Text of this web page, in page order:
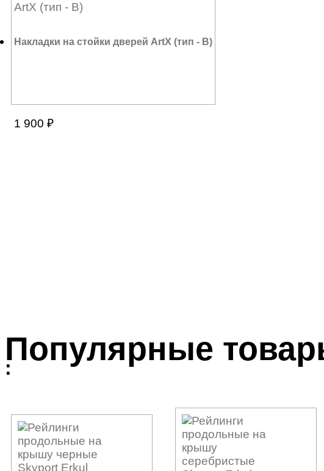
6 240₽
Накладки на стойки дверей ArtX (тип - В)
1 900 ₽
Популярные
: